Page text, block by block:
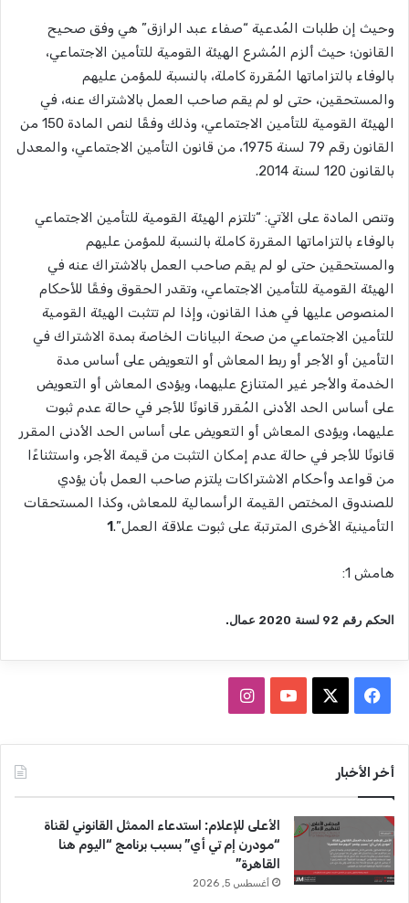
وحيث إن طلبات المُدعية “صفاء عبد الرازق” هي وفق صحيح
القانون؛ حيث ألزم المُشرع الهيئة القومية للتأمين الاجتماعي،
بالوفاء بالتزاماتها المُقررة كاملة، بالنسبة للمؤمن عليهم
والمستحقين، حتى لو لم يقم صاحب العمل بالاشتراك عنه، في
الهيئة القومية للتأمين الاجتماعي، وذلك وفقًا لنص المادة 150 من
القانون رقم 79 لسنة 1975، من قانون التأمين الاجتماعي، والمعدل
بالقانون 120 لسنة 2014.
وتنص المادة على الآتي: “تلتزم الهيئة القومية للتأمين الاجتماعي
بالوفاء بالتزاماتها المقررة كاملة بالنسبة للمؤمن عليهم
والمستحقين حتى لو لم يقم صاحب العمل بالاشتراك عنه في
الهيئة القومية للتأمين الاجتماعي، وتقدر الحقوق وفقًا للأحكام
المنصوص عليها في هذا القانون، وإذا لم تتثبت الهيئة القومية
للتأمين الاجتماعي من صحة البيانات الخاصة بمدة الاشتراك في
التأمين أو الأجر أو ربط المعاش أو التعويض على أساس مدة
الخدمة والأجر غير المتنازع عليهما، ويؤدى المعاش أو التعويض
على أساس الحد الأدنى المُقرر قانونًا للأجر في حالة عدم ثبوت
عليهما، ويؤدى المعاش أو التعويض على أساس الحد الأدنى المقرر
قانونًا للأجر في حالة عدم إمكان التثبت من قيمة الأجر، واستثناءًا
من قواعد وأحكام الاشتراكات يلتزم صاحب العمل بأن يؤدي
للصندوق المختص القيمة الرأسمالية للمعاش، وكذا المستحقات
التأمينية الأخرى المترتبة على ثبوت علاقة العمل”.1
هامش 1:
الحكم رقم 92 لسنة 2020 عمال.
س
و
ك
T
u
ق
أخر الأخبار
الأعلى للإعلام: استدعاء الممثل القانوني لقناة
“مودرن إم تي أي” بسبب برنامج “اليوم هنا
القاهرة”
أغسطس 5, 2026